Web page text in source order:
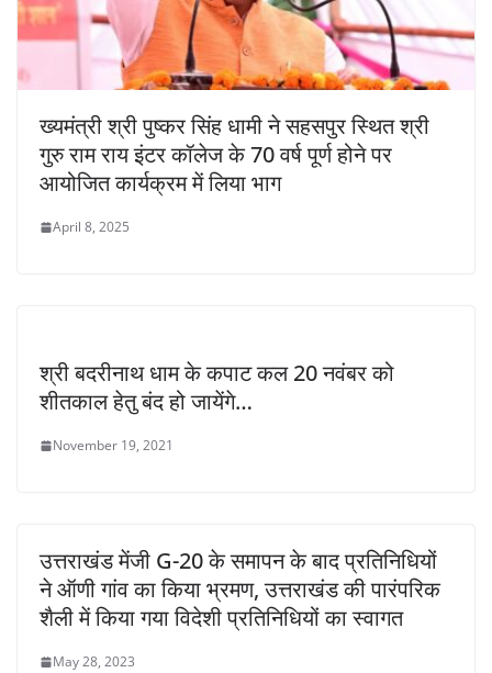
ख्यमंत्री श्री पुष्कर सिंह धामी ने सहसपुर स्थित श्री
गुरु राम राय इंटर कॉलेज के 70 वर्ष पूर्ण होने पर
आयोजित कार्यक्रम में लिया भाग
April 8, 2025
श्री बदरीनाथ धाम के कपाट कल 20 नवंबर को
शीतकाल हेतु बंद हो जायेंगे…
November 19, 2021
उत्तराखंड मेंजी G-20 के समापन के बाद प्रतिनिधियों
ने ऑणी गांव का किया भ्रमण, उत्तराखंड की पारंपरिक
शैली में किया गया विदेशी प्रतिनिधियों का स्वागत
May 28, 2023